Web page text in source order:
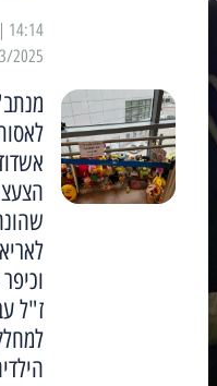
2025
ז"ל